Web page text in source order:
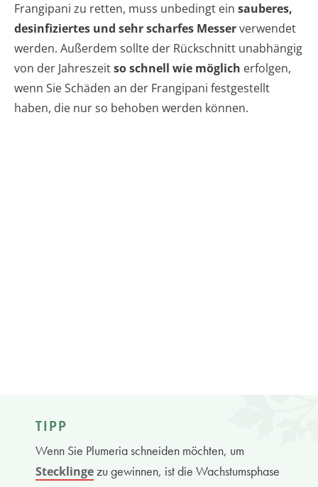
Frangipani zu retten, muss unbedingt ein sauberes,
desinfiziertes und sehr scharfes Messerverwendet
werden. Außerdem sollte der Rückschnitt unabhängig
von der Jahreszeitso schnell wie möglich erfolgen,
wenn Sie Schäden an der Frangipani festgestellt
haben, die nur so behoben werden können.
TIPP
Wenn Sie Plumeria schneiden möchten, um
Stecklingezu gewinnen, ist die Wachstumsphase